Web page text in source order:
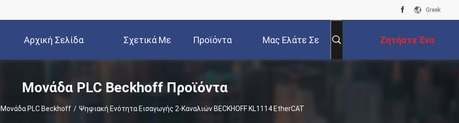
Greek
Αρχική Σελίδα Σχετικά Με
Εμάς
Προϊόντα Μας Ελάτε Σε Ζητήστε Ένα
Απόσπασμα
Μονάδα PLC Beckhoff Προϊόντα
Μονάδα PLC Beckhoff / Ψηφιακή Ενότητα Εισαγωγής 2-Καναλιών BECKHOFF KL1114 EtherCAT